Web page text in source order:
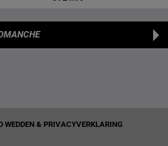
WEDDEN & PRIVACYVERKLARING